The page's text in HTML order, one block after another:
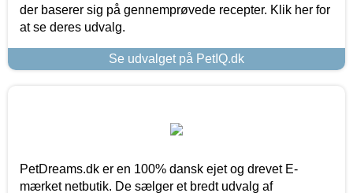
der baserer sig på gennemprøvede recepter. Klik her for
at se deres udvalg.
Se udvalget på PetIQ.dk
PetDreams.dk er en 100% dansk ejet og drevet E-
mærket netbutik. De sælger et bredt udvalg af